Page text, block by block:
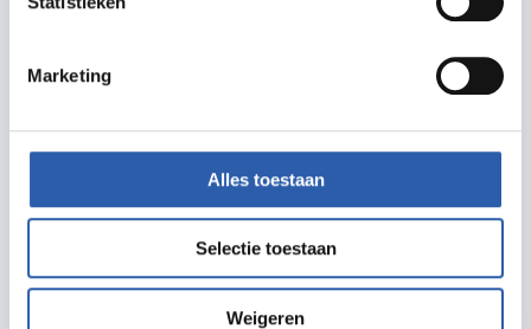
Marketing
Alles toestaan
Selectie toestaan
Weigeren
Entree is Gratis.